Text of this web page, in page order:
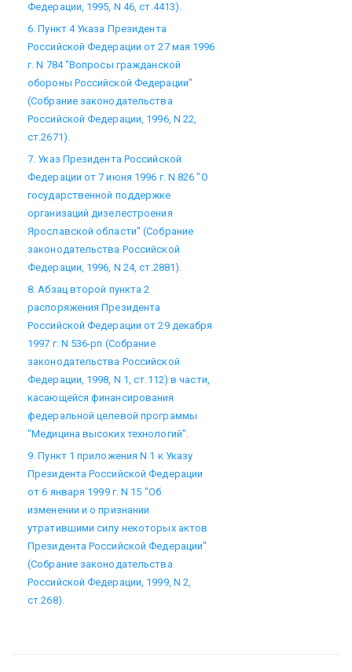
Федерации, 1995, N 46, ст.4413).
6. Пункт 4 Указа Президента
Российской Федерации от 27 мая 1996
г. N 784 "Вопросы гражданской
обороны Российской Федерации"
(Собрание законодательства
Российской Федерации, 1996, N 22,
ст.2671).
7. Указ Президента Российской
Федерации от 7 июня 1996 г. N 826 "О
государственной поддержке
организаций дизелестроения
Ярославской области" (Собрание
законодательства Российской
Федерации, 1996, N 24, ст.2881).
8. Абзац второй пункта 2
распоряжения Президента
Российской Федерации от 29 декабря
1997 г. N 536-рп (Собрание
законодательства Российской
Федерации, 1998, N 1, ст.112) в части,
касающейся финансирования
федеральной целевой программы
"Медицина высоких технологий".
9. Пункт 1 приложения N 1 к Указу
Президента Российской Федерации
от 6 января 1999 г. N 15 "Об
изменении и о признании
утратившими силу некоторых актов
Президента Российской Федерации"
(Собрание законодательства
Российской Федерации, 1999, N 2,
ст.268).